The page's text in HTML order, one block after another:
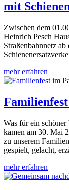
mit
Zwischen dem
Heinrich Pesch
Straßenbahnnetz
mehr erfahren
Was für ein
kamen am 30. Mai
zu unserem
gespielt, gelacht,
mehr erfahren